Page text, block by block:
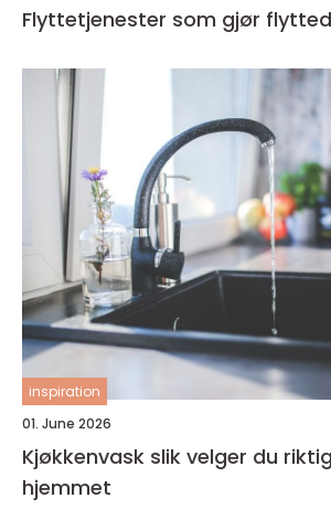
Flyttetjenester som gjør
inspiration
01. June 2026
Kjøkkenvask slik velger du riktig modell til
hjemmet